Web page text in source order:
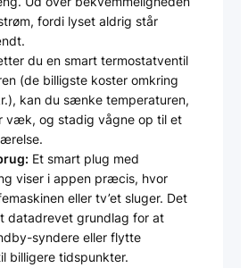
fordi lyset aldrig står
du en smart termostatventil
(de billigste koster omkring
kan du sænke temperaturen,
væk, og stadig vågne op til et
Et smart plug med
viser i appen præcis, hvor
eller tv’et sluger. Det
datadrevet grundlag for at
syndere eller flytte
billigere tidspunkter.